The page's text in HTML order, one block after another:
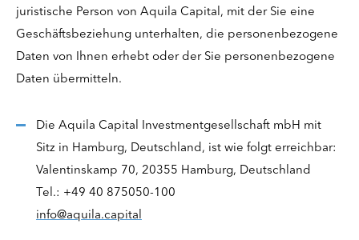
juristische Person von Aquila Capital, mit der Sie eine
Geschäftsbeziehung unterhalten, die personenbezogene
Daten von Ihnen erhebt oder der Sie personenbezogene
Daten übermitteln.
Die Aquila Capital Investmentgesellschaft mbH mit
Sitz in Hamburg, Deutschland, ist wie folgt erreichbar:
Valentinskamp 70, 20355 Hamburg, Deutschland
Tel.: +49 40 875050-100
info@aquila.capital